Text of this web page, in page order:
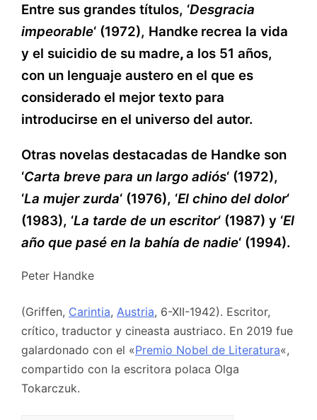
Entre sus grandes títulos, ‘Desgracia
impeorable‘ (1972), Handke recrea la vida
y el suicidio de su madre,a los 51 años,
con un lenguaje austero en el que es
considerado el mejor texto para
introducirse en el universo del autor.
Otras novelas destacadas de Handke son
‘Carta breve para un largo adiós‘ (1972),
‘La mujer zurda‘ (1976), ‘El chino del dolor‘
(1983), ‘La tarde de un escritor‘ (1987) y ‘El
año que pasé en la bahía de nadie‘ (1994).
Peter Handke
(Griffen, Carintia, Austria, 6-XII-1942). Escritor,
crítico, traductor y cineasta austriaco. En 2019 fue
galardonado con el «Premio Nobel de Literatura«,
compartido con la escritora polaca Olga
Tokarczuk.